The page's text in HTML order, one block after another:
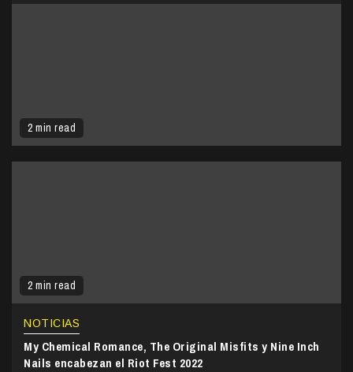
2 min read
2 min read
NOTICIAS
My Chemical Romance, The Original Misfits y Nine Inch
Nails encabezan el Riot Fest 2022